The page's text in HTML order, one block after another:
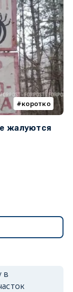
коротко
жалуются
в